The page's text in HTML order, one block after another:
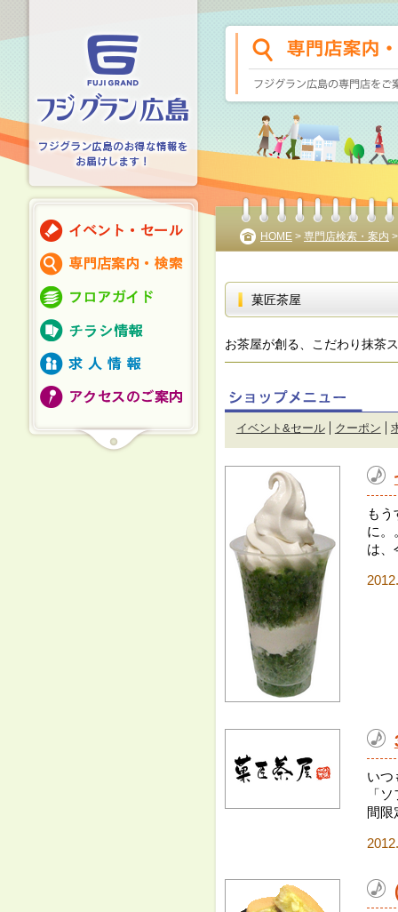
HOME > 専門店検索・案内
菓匠茶屋
お茶屋が創る、こだわり抹茶
イベント&セール クーポン
も
に。
は、
いつ
「
間限